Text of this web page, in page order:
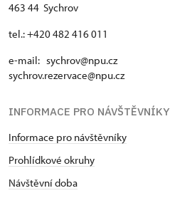
463 44 Sychrov
tel.: +420 482 416 011
e-mail: sychrov@npu.cz
sychrov.rezervace@npu.cz
INFORMACE PRO NÁVŠTĚVNÍKY
Informace pro návštěvníky
Prohlídkové okruhy
Návštěvní doba